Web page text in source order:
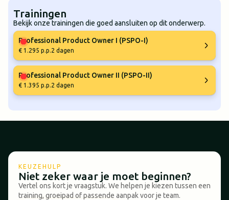
Trainingen
Bekijk onze trainingen die goed aansluiten op dit onderwerp.
Professional Product Owner I (PSPO-I)
€ 1.295 p.p.2 dagen
Professional Product Owner II (PSPO-II)
€ 1.395 p.p.2 dagen
KEUZEHULP
Niet zeker waar je moet beginnen?
Vertel ons kort je vraagstuk. We helpen je kiezen tussen een
training, groeipad of passende aanpak voor je team.